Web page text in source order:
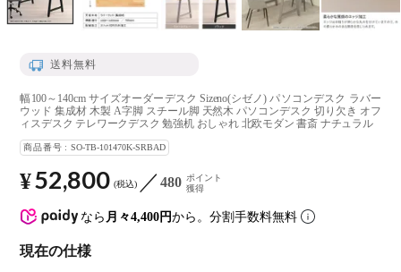
送料無料
幅100～140cm サイズオーダーデスク Sizeno(シゼノ) パソコンデスク ラバー
ウッド 集成材 木製 A字脚 スチール脚 天然木 パソコンデスク 切り欠き オフ
ィスデスク テレワークデスク 勉強机 おしゃれ 北欧モダン 書斎 ナチュラル
商品番号 SO-TB-101470K-SRBAD
なら 月々4,400円から。分割手数料無料
¥52,800 税込 480 ポイント
獲得
現在の仕様